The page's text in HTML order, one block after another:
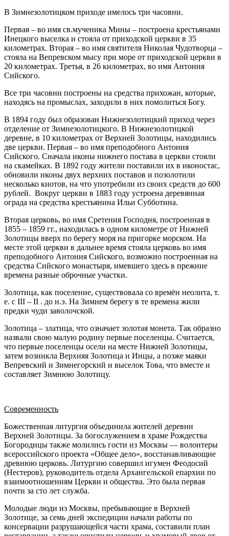
В Зимнезолотицком приходе имелось три часовни.
Первая – во имя св.мученика Мины – построена крестьянами
Инецкого выселка и стояла от приходской церкви в 35
километрах. Вторая – во имя святителя Николая Чудотворца –
стояла на Вепревском мысу при море от приходской церкви в
20 километрах. Третья, в 26 километрах, во имя Антония
Сийского.
Все три часовни построены на средства прихожан, которые,
находясь на промыслах, заходили в них помолиться Богу.
В 1894 году был образован Нижнезолотицкий приход через
отделение от Зимнезолотицкого. В Нижнезолотицкой
деревне, в 10 километрах от Верхней Золотицы, находились
две церкви. Первая – во имя преподобного Антония
Сийского. Сначала иконы нижнего постава в церкви стояли
на скамейках. В 1892 году жители поставили их в иконостас,
обновили иконы двух верхних поставов и позолотили
несколько киотов, на что употребили из своих средств до 600
рублей. Вокруг церкви в 1883 году устроена деревянная
ограда на средства крестьянина Ильи Субботина.
Вторая церковь, во имя Сретения Господня, построенная в
1855 – 1859 гг., находилась в одном километре от Нижней
Золотицы вверх по берегу моря на пригорке морском. На
месте этой церкви в дальнее время стояла церковь во имя
преподобного Антония Сийского, возможно построенная на
средства Сийского монастыря, имевшего здесь в прежние
времена разные оброчные участки.
Золотица, как поселение, существовала со времён неолита, т.
е. с III – II . до н.э. На Зимнем берегу в те времена жили
предки чуди заволочской.
Золотица – златица, что означает золотая монета. Так образно
назвали свою малую родину первые поселенцы. Считается,
что первые поселенцы осели на месте Нижней Золотицы,
затем возникла Верхняя Золотица и Инцы, а позже маяки
Вепревский и Зимнегорский и выселок Това, что вместе и
составляет Зимнюю Золотицу.
Современность
Божественная литургия объединила жителей деревни
Верхней Золотицы. За богослужением в храме Рождества
Богородицы также молились гости из Москвы — волонтеры
всероссийского проекта «Общее дело», восстанавливающие
древнюю церковь. Литургию совершил игумен Феодосий
(Нестеров), руководитель отдела Архангельской епархии по
взаимоотношениям Церкви и общества. Это была первая
почти за сто лет служба.
Молодые люди из Москвы, пребывающие в Верхней
Золотице, за семь дней экспедиции начали работы по
консервации разрушающейся части храма, составили план